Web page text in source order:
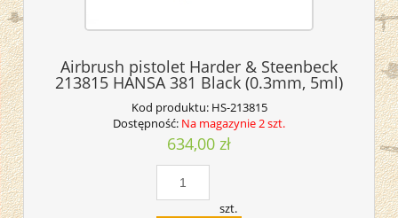
Airbrush pistolet Harder & Steenbeck
213815 HANSA 381 Black (0.3mm, 5ml)
Kod produktu: HS-213815
Dostępność: Na magazynie 2 szt.
634,00 zł
szt.